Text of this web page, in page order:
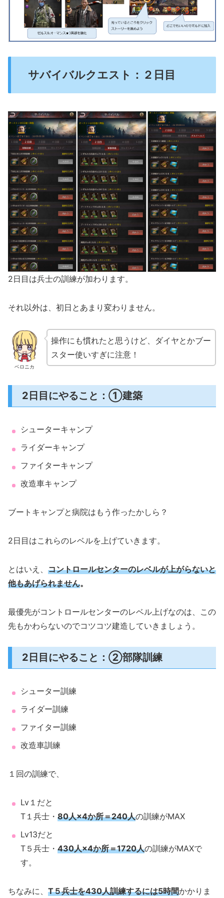
サバイバルクエスト：２日目
2日目は兵士の訓練が加わります。
それ以外は、初日とあまり変わりません。
ベロニカ
操作にも慣れたと思うけど、ダイヤとかブー
スター使いすぎに注意！
2日目にやること：①建築
シューターキャンプ
ライダーキャンプ
ファイターキャンプ
改造車キャンプ
ブートキャンプと病院はもう作ったかしら？
2日目はこれらのレベルを上げていきます。
とはいえ、 コントロールセンターのレベルが上がらないと
他もあげられません。
最優先がコントロールセンターのレベル上げなのは、この
先もかわらないのでコツコツ建造していきましょう。
2日目にやること：②部隊訓練
シューター訓練
ライダー訓練
ファイター訓練
改造車訓練
１回の訓練で、
Lv１だと
T１兵士・ 80人×4か所＝240人の訓練がMAX
Lv13だと
T５兵士・ 430人×4か所＝1720人の訓練がMAXで
す。
ちなみに、 T５兵士を430人訓練するには5時間かかりま